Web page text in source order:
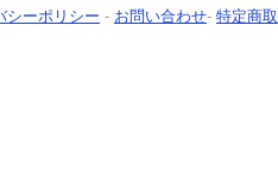
シーポリシー - お問い合わせ- 特定商